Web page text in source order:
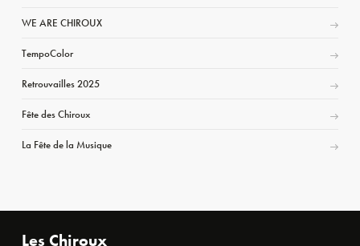
WE ARE CHIROUX
TempoColor
Retrouvailles 2025
Fête des Chiroux
La Fête de la Musique
Les Chiroux